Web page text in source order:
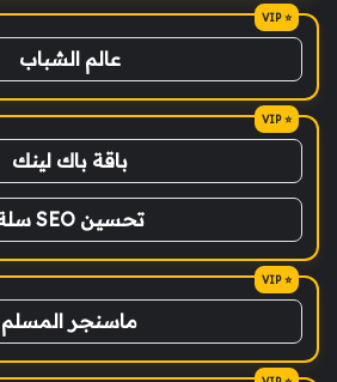
عالم الشباب
باقة باك لينك
تحسين SEO سلة
ماسنجر المسلم